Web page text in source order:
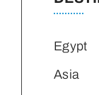
Egypt
Asia